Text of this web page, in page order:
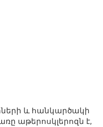
և հանկարծակի
աթերոսկլերոզն է,